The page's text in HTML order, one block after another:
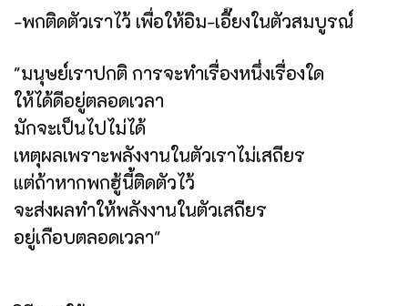
-พกติดตัวเราไว้ เพื่อให้อิม-เอี๊ยงในตัวสมบูรณ์
"มนุษย์เราปกติ การจะทำเรื่องหนึ่งเรื่องใด
ให้ได้ดีอยู่ตลอดเวลา
มักจะเป็นไปไม่ได้
เหตุผลเพราะพลังงานในตัวเราไม่เสถียร
แต่ถ้าหากพกฮู้นี้ติดตัวไว้
จะส่งผลทำให้พลังงานในตัวเสถียร
อยู่เกือบตลอดเวลา"